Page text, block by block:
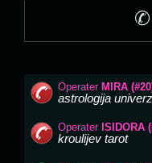
✆